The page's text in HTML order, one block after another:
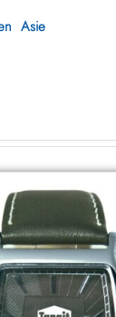
Asie